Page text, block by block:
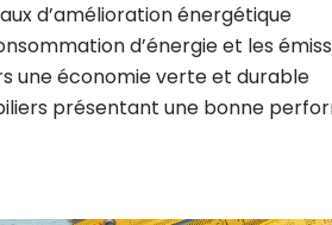
d’amélioration énergétique
d’énergie et les
une économie verte et durable
présentant une bonne